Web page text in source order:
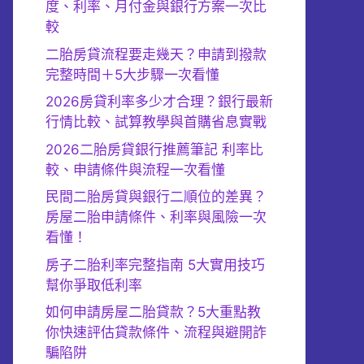
度、利率、月付金與銀行方案一次比
較
二胎房貸流程要走幾天？申請到撥款
完整時間＋5大步驟一次看懂
2026房貸利率多少才合理？銀行最新
行情比較、試算教學與首購省息實戰
2026二胎房貸銀行推薦筆記 利率比
較、申請條件與流程一次看懂
民間二胎房貸與銀行二順位的差異？
房屋二胎申請條件、利率與風險一次
看懂！
房子二胎利率完整指南 5大實用技巧
幫你爭取低利率
如何申請房屋二胎貸款？5大重點教
你快速評估貸款條件、流程與避開詐
騙陷阱